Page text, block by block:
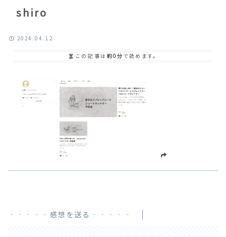
shiro
2024.04.12
この記事は 約0分 で読めます。
‐‐‐‐‐感想を送る‐‐‐‐‐